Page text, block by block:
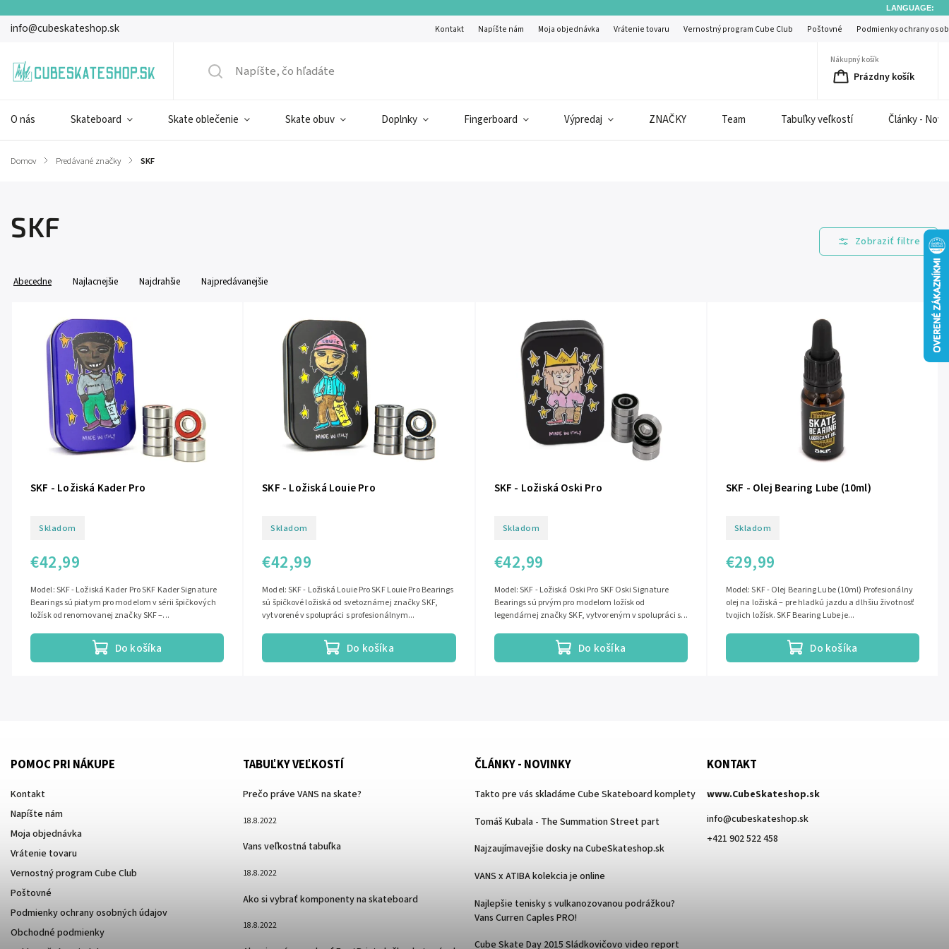
LANGUAGE:
info@cubeskateshop.sk Kontakt Napíšte nám Moja objednávka Vrátenie tovaru Vernostný program Cube Club Poštovné Podmienky ochrany
Nákupný košík
Prázdny košík
O nás Skateboard Skate oblečenie Skate obuv Doplnky Fingerboard Výpredaj ZNAČKY Team Tabuľky veľkostí Články -
Domov / Predávané značky / SKF
SKF
Abecedne Najlacnejšie Najdrahšie Najpredávanejšie
SKF - Ložiská Kader Pro
Skladom
€42,99
Do košíka
Model: SKF - Ložiská Kader Pro SKF Kader Signature
Bearings sú piatym pro modelom v sérii špičkových
ložísk od renomovanej značky SKF –...
SKF - Ložiská Louie Pro
Skladom
€42,99
Do košíka
Model: SKF - Ložiská Louie Pro SKF Louie Pro Bearings
sú špičkové ložiská od svetoznámej značky SKF,
vytvorené v spolupráci s profesionálnym...
SKF - Ložiská Oski Pro
Skladom
€42,99
Do košíka
Model: SKF - Ložiská Oski Pro SKF Oski Signature
Bearings sú prvým pro modelom ložísk od
legendárnej značky SKF, vytvoreným v spolupráci s...
SKF - Olej Bearing Lube (10ml)
Skladom
€29,99
Do košíka
Model: SKF - Olej Bearing Lube (10ml) Profesionálny
olej na ložiská – pre hladkú jazdu a dlhšiu životnosť
tvojich ložísk. SKF Bearing Lube je...
POMOC PRI NÁKUPE
Kontakt
Napíšte nám
Moja objednávka
Vrátenie tovaru
Vernostný program Cube Club
Poštovné
Podmienky ochrany osobných údajov
Obchodné podmienky
TABUĽKY VEĽKOSTÍ
Prečo práve VANS na skate?
18.8.2022
Vans veľkostná tabuľka
18.8.2022
Ako si vybrať komponenty na skateboard
18.8.2022
ČLÁNKY - NOVINKY
Takto pre vás skladáme Cube Skateboard komplety
Tomáš Kubala - The Summation Street part
Najzaujímavejšie dosky na CubeSkateshop.sk
VANS x ATIBA kolekcia je online
Najlepšie tenisky s vulkanozovanou podrážkou?
Vans Curren Caples PRO!
Cube Skate Day 2015 Sládkovičovo video report
KONTAKT
www.CubeSkateshop.sk
info@cubeskateshop.sk
+421 902 522 458